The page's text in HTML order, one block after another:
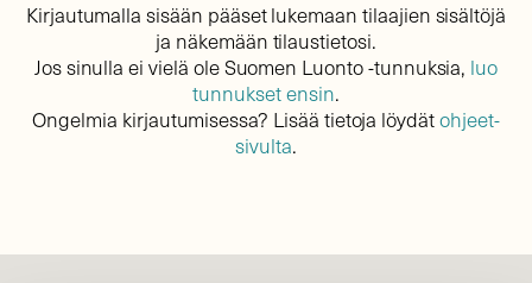
Kirjautumalla sisään pääset lukemaan tilaajien sisältöjä
ja näkemään tilaustietosi.
Jos sinulla ei vielä ole Suomen Luonto -tunnuksia, luo
tunnukset ensin.
Ongelmia kirjautumisessa? Lisää tietoja löydätohjeet-
sivulta.